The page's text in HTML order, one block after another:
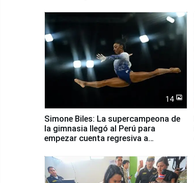
14
Simone Biles: La supercampeona de
la gimnasia llegó al Perú para
empezar cuenta regresiva a